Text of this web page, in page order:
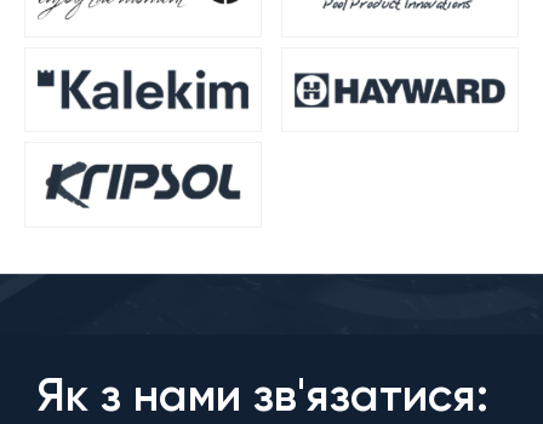
Як з нами зв'язатися: